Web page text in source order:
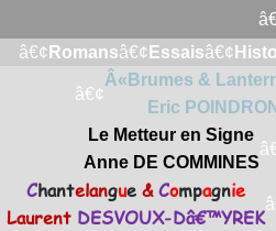
â€¢ Romansâ€¢ Essaisâ€¢
â€¢
Â«Brumes &
Eric POINDRON
Le Metteur en Signe
Anne DE COMMINES
Chantelangue & Compagnie
Laurent DESVOUX-Dâ€™YREK